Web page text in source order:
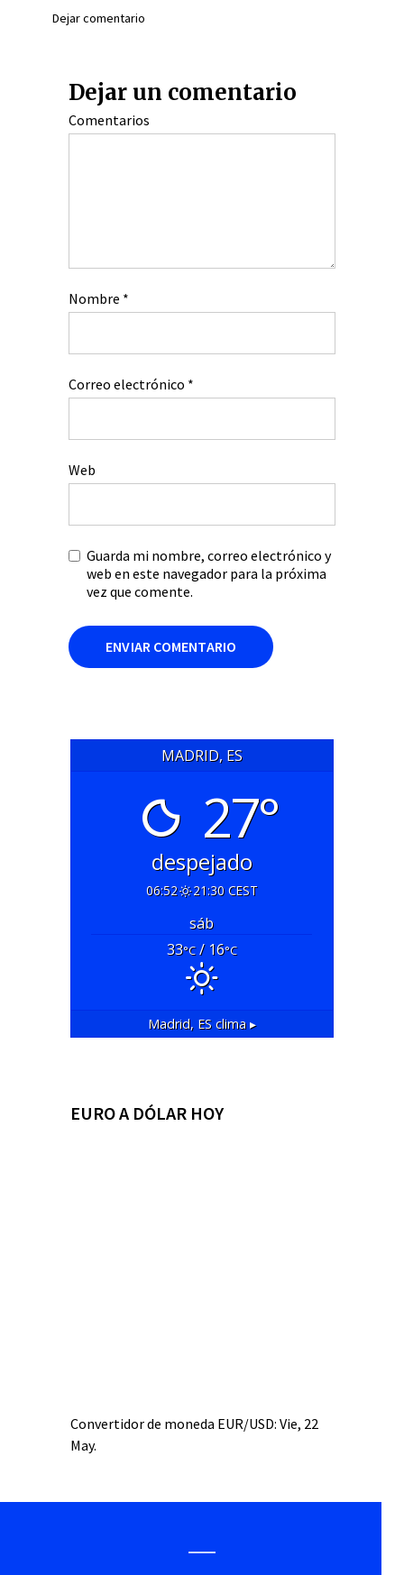
Dejar comentario
Dejar un comentario
Comentarios
Nombre *
Correo electrónico *
Web
Guarda mi nombre, correo electrónico y
web en este navegador para la próxima
vez que comente.
MADRID, ES
27°
despejado
06:52 21:30 CEST
sáb
33°C/ 16°C
Madrid, ES clima ▸
EURO A DÓLAR HOY
Convertidor de moneda EUR/USD: Vie, 22
May.